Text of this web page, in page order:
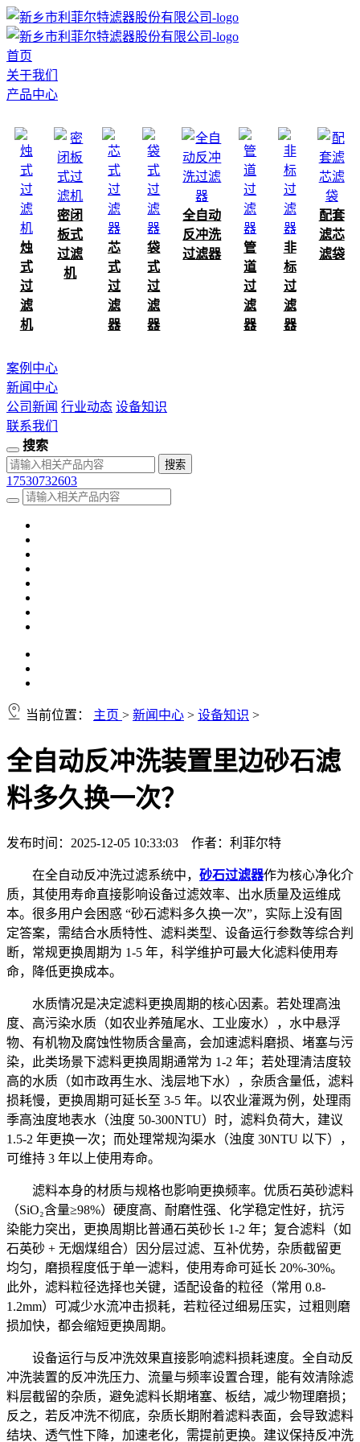
首页
关于我们
产品中心
烛
式
过
滤
机
密闭
板式
过滤
机
芯
式
过
滤
器
袋
式
过
滤
器
全自动
反冲洗
过滤器
管
道
过
滤
器
非
标
过
滤
器
配套
滤芯
滤袋
案例中心
新闻中心
公司新闻 行业动态 设备知识
联系我们
搜索
17530732603
当前位置： 主页 > 新闻中心 > 设备知识 >
全自动反冲洗装置里边砂石滤
料多久换一次？
发布时间：2025-12-05 10:33:03 作者：利菲尔特
在全自动反冲洗过滤系统中， 砂石过滤器作为核心净化介
质，其使用寿命直接影响设备过滤效率、出水质量及运维成
本。很多用户会困惑 “砂石滤料多久换一次”，实际上没有固
定答案，需结合水质特性、滤料类型、设备运行参数等综合判
断，常规更换周期为 1-5 年，科学维护可最大化滤料使用寿
命，降低更换成本。
水质情况是决定滤料更换周期的核心因素。若处理高浊
度、高污染水质（如农业养殖尾水、工业废水），水中悬浮
物、有机物及腐蚀性物质含量高，会加速滤料磨损、堵塞与污
染，此类场景下滤料更换周期通常为 1-2 年；若处理清洁度较
高的水质（如市政再生水、浅层地下水），杂质含量低，滤料
损耗慢，更换周期可延长至 3-5 年。以农业灌溉为例，处理雨
季高浊度地表水（浊度 50-300NTU）时，滤料负荷大，建议
1.5-2 年更换一次；而处理常规沟渠水（浊度 30NTU 以下），
可维持 3 年以上使用寿命。
滤料本身的材质与规格也影响更换频率。优质石英砂滤料
（SiO₂含量≥98%）硬度高、耐磨性强、化学稳定性好，抗污
染能力突出，更换周期比普通石英砂长 1-2 年；复合滤料（如
石英砂 + 无烟煤组合）因分层过滤、互补优势，杂质截留更
均匀，磨损程度低于单一滤料，使用寿命可延长 20%-30%。
此外，滤料粒径选择也关键，适配设备的粒径（常用 0.8-
1.2mm）可减少水流冲击损耗，若粒径过细易压实，过粗则磨
损加快，都会缩短更换周期。
设备运行与反冲洗效果直接影响滤料损耗速度。全自动反
冲洗装置的反冲洗压力、流量与频率设置合理，能有效清除滤
料层截留的杂质，避免滤料长期堵塞、板结，减少物理磨损；
反之，若反冲洗不彻底，杂质长期附着滤料表面，会导致滤料
结块、透气性下降，加速老化，需提前更换。建议保持反冲洗